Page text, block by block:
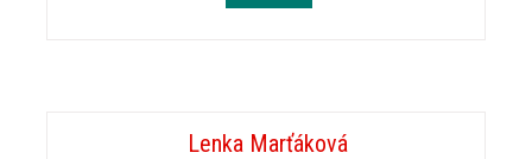
Lenka Marťáková